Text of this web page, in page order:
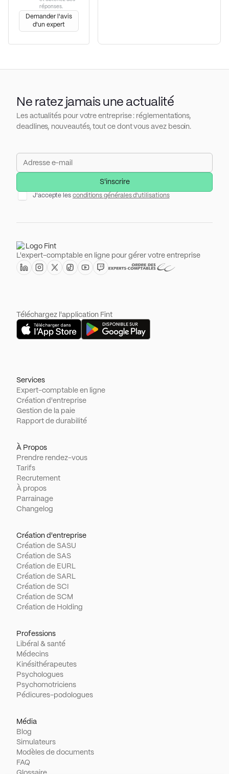
réponses.
Demander l'avis
d'un expert
Ne ratez jamais une actualité
Les actualités pour votre entreprise : réglementations,
deadlines, nouveautés, tout ce dont vous avez besoin.
J'accepte les conditions générales d'utilisations
L'expert-comptable en ligne pour gérer votre entreprise
Téléchargez l'application Fint
Services
Expert-comptable en ligne
Création d'entreprise
Gestion de la paie
Rapport de durabilité
À Propos
Prendre rendez-vous
Tarifs
Recrutement
À propos
Parrainage
Changelog
Création d'entreprise
Création de SASU
Création de SAS
Création de EURL
Création de SARL
Création de SCI
Création de SCM
Création de Holding
Professions
Libéral & santé
Médecins
Kinésithérapeutes
Psychologues
Psychomotriciens
Pédicures-podologues
Média
Blog
Simulateurs
Modèles de documents
FAQ